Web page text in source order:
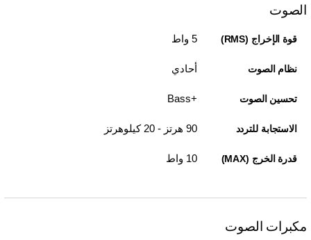
الصوت
قوة الإخراج (RMS) 5 واط
نظام الصوت أحادي
تحسين الصوت
الاستجابة للتردد 90 هرتز - 20 كيلوهرتز
قدرة الخرج (MAX) 10 واط
مكبرات الصوت